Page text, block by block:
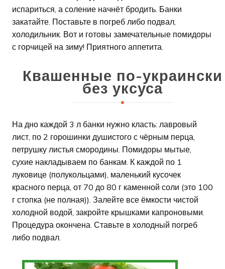
испариться, а соление начнёт бродить. Банки
закатайте. Поставьте в погреб либо подвал,
холодильник. Вот и готовы замечательные помидоры
с горчицей на зиму! Приятного аппетита.
Квашенные по-украински
без уксуса
На дно каждой 3 л банки нужно класть: лавровый
лист, по 2 горошинки душистого с чёрным перца,
петрушку листья смородины. Помидоры мытые,
сухие накладываем по банкам. К каждой по 1
луковице (полукольцами), маленький кусочек
красного перца, от 70 до 80 г каменной соли (это 100
г стопка (не полная)). Залейте все ёмкости чистой
холодной водой, закройте крышками капроновыми.
Процедура окончена. Ставьте в холодный погреб
либо подвал.